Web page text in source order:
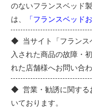
のないフランスベッド
は、
「フランスベッド
当サイト「フラン
入された商品の故障・
れた店舗様へお問い合
営業・勧誘に関す
いております。